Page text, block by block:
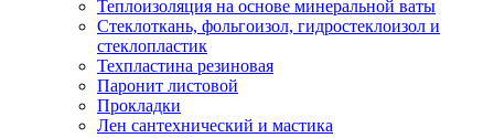
Теплоизоляция на основе минеральной ваты
Стеклоткань, фольгоизол, гидростеклоизол и
стеклопластик
Техпластина резиновая
Паронит листовой
Прокладки
Лен сантехнический и мастика